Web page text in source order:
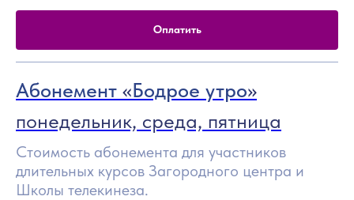
Оплатить
Абонемент «Бодрое утро»
понедельник, среда, пятница
Стоимость абонемента для участников
длительных курсов Загородного центра и
Школы телекинеза.